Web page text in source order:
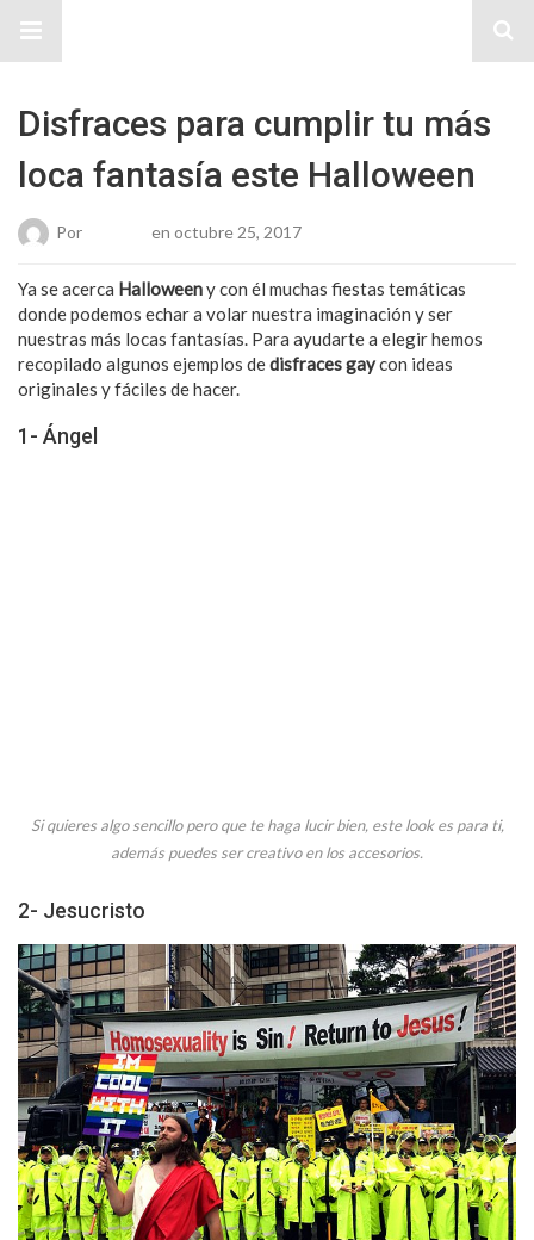
Disfraces para cumplir tu más
loca fantasía este Halloween
Por en octubre 25, 2017
Ya se acerca Halloweeny con él muchas fiestas temáticas
donde podemos echar a volar nuestra imaginación y ser
nuestras más locas fantasías. Para ayudarte a elegir hemos
recopilado algunos ejemplos dedisfraces gaycon ideas
originales y fáciles de hacer.
1- Ángel
Si quieres algo sencillo pero que te haga lucir bien, este look es para ti,
además puedes ser creativo en los accesorios.
2- Jesucristo